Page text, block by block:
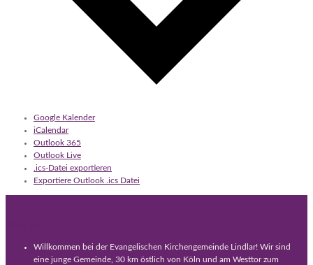
Google Kalender
iCalendar
Outlook 365
Outlook Live
.ics-Datei exportieren
Exportiere Outlook .ics Datei
Willkommen bei der Evangelischen Kirchengemeinde Lindlar! Wir sind
eine junge Gemeinde, 30 km östlich von Köln und am Westtor zum